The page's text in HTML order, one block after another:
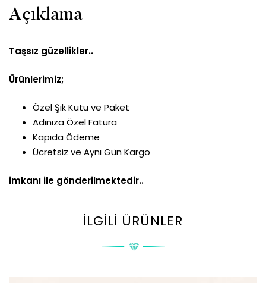
Açıklama
Taşsız güzellikler..
Ürünlerimiz;
Özel Şık Kutu ve Paket
Adınıza Özel Fatura
Kapıda Ödeme
Ücretsiz ve Aynı Gün Kargo
imkanı ile gönderilmektedir..
İLGILI ÜRÜNLER